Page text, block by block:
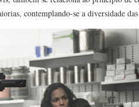
contemplando-se a diversidade